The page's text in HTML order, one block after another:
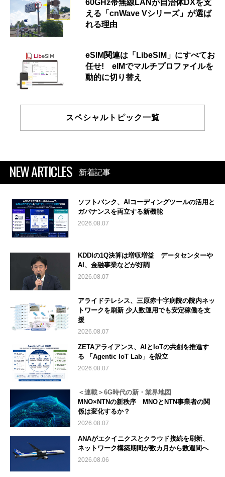
60GHz帯無線LANが自治体DXを支
える「cnWave Vシリーズ」が選ば
れる理由
eSIM関連は「LibeSIM」にすべてお
任せ! eIMでマルチプロファイルを
動的に切り替え
スペシャルトピック一覧
NEW ARTICLES 新着記事
ソフトバンク、AIコーディングツールの活用と
ガバナンスを両立する新機能
2026.08.07
KDDIの1Q決算は増収増益 データセンターや
AI、金融事業などが好調
2026.08.07
アライドテレシス、三原赤十字病院の院内ネッ
トワークを刷新 少人数運用でも安定稼働を支
援
2026.08.07
ZETAアライアンス、AIとIoTの共創を推進す
る 「Agentic IoT Lab」を設立
2026.08.07
＜連載＞6G時代の新・業界地図
MNO×NTNの新秩序 MNOとNTN事業者の関
係は変化するか？
2026.08.07
ANAがエクイニクスとクラウド接続を刷新、
ネットワーク構築期間が数カ月から数週間へ
2026.08.06